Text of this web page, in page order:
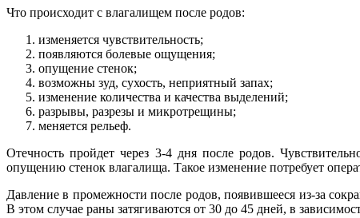
Что происходит с влагалищем после родов:
изменяется чувствительность;
появляются болевые ощущения;
опущение стенок;
возможны зуд, сухость, неприятный запах;
изменение количества и качества выделений;
разрывы, разрезы и микротрещины;
меняется рельеф.
Отечность пройдет через 3-4 дня после родов.
опущению стенок влагалища. Такое изменение потребует
Давление в промежности после родов, появившееся из-за
В этом случае раны затягиваются от 30 до 45 дней, в